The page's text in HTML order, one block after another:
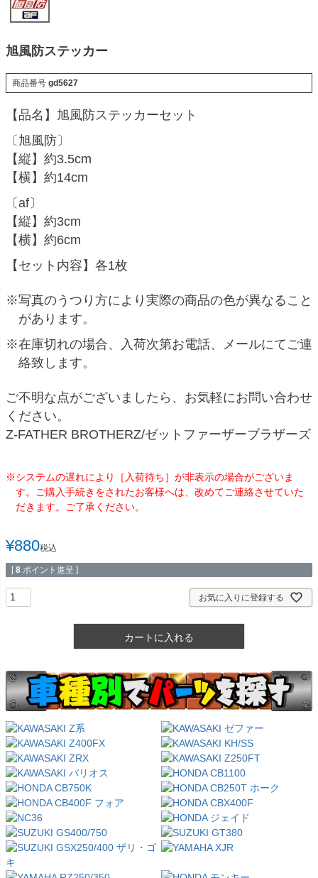
旭風防ステッカー
商品番号 gd5627
【品名】旭風防ステッカーセット
〔旭風防〕
【縦】約3.5cm
【横】約14cm
〔af〕
【縦】約3cm
【横】約6cm
【セット内容】各1枚
※写真のうつり方により実際の商品の色が異なること
があります。
※在庫切れの場合、入荷次第お電話、メールにてご連
絡致します。
ご不明な点がございましたら、お気軽にお問い合わせ
ください。
Z-FATHER BROTHERZ/ゼットファーザーブラザーズ
※システムの遅れにより［入荷待ち］が非表示の場合がございま
す。ご購入手続きをされたお客様へは、改めてご連絡させていた
だきます。ご了承ください。
¥880税込
[ 8 ポイント進呈 ]
お気に入りに登録する
カートに入れる